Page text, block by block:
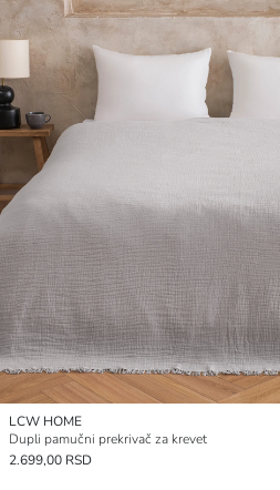
LCW HOME
Dupli pamučni prekrivač za krevet
2.699,00 RSD